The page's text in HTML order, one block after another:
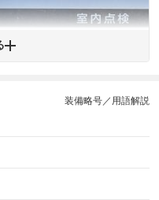
クシートにつきましては、形式
。
わせ下さい。
装備略号／用語解説